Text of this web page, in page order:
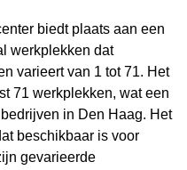
biedt plaats aan een
werkplekken dat
varieert van 1 tot 71. Het
71 werkplekken, wat een
in Den Haag. Het
beschikbaar is voor
gevarieerde